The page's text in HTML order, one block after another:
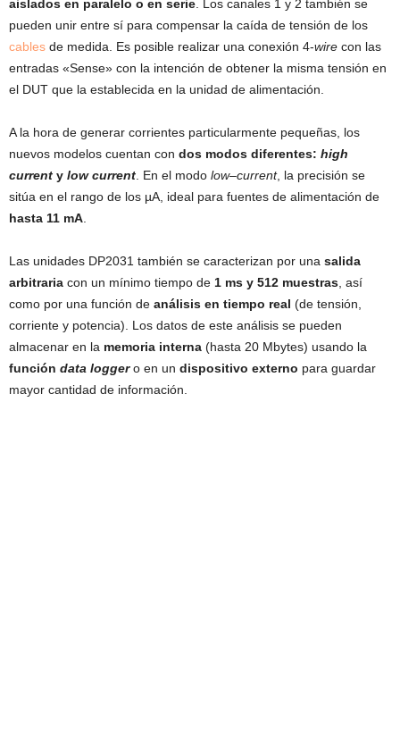
aislados en paralelo o en serie . Los canales 1 y 2 también se
pueden unir entre sí para compensar la caída de tensión de los
cables de medida. Es posible realizar una conexión 4-wire con las
entradas «Sense» con la intención de obtener la misma tensión en
el DUT que la establecida en la unidad de alimentación.
A la hora de generar corrientes particularmente pequeñas, los
nuevos modelos cuentan con dos modos diferentes: high
current y low current . En el modo low–current, la precisión se
sitúa en el rango de los µA, ideal para fuentes de alimentación de
hasta 11 mA
Las unidades DP2031 también se caracterizan por una salida
arbitraria con un mínimo tiempo de 1 ms y 512 muestras , así
como por una función de análisis en tiempo real (de tensión,
corriente y potencia). Los datos de este análisis se pueden
almacenar en la memoria interna (hasta 20 Mbytes) usando la
función data loggero en un dispositivo externo para guardar
mayor cantidad de información.